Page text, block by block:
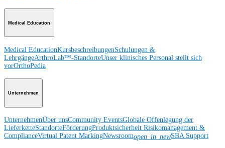
Medical Education
Medical EducationKursbeschreibungenSchulungen &
LehrgängeArthroLab™-StandorteUnser klinisches Personal stellt sich
vorOrthoPedia
Unternehmen
UnternehmenÜber unsCommunity EventsGlobale Offenlegung der
LieferketteStandorteFörderungProduktsicherheit Risikomanagement &
ComplianceVirtual Patent MarkingNewsroomopen_in_newSBA Support